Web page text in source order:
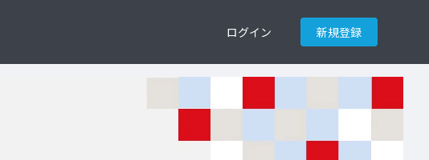
ログイン 新規登録